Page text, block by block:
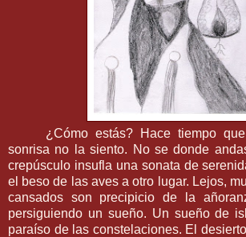
¿Cómo estás? Hace tiempo
sonrisa no la siento. No se donde
crepúsculo insufla una sonata de
el beso de las aves a otro lugar. Lejos,
cansados son precipicio de la
persiguiendo un sueño. Un sueño de
paraíso de las constelaciones. El